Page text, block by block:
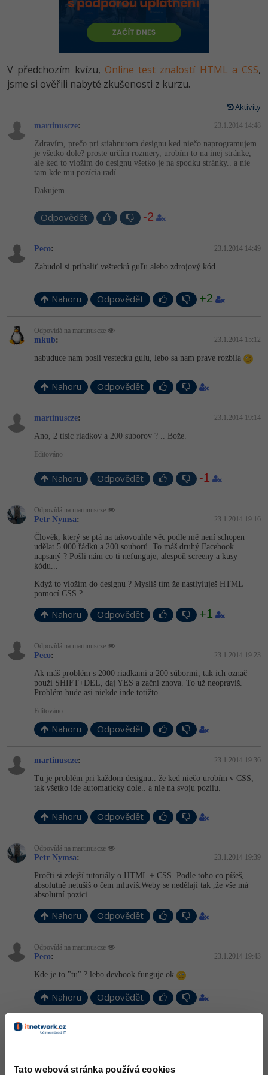
Tato webová stránka používá cookies
HTML5, CSS3, Bootstrap, SEO
SQL a databáze
Testování a verzování
Spring
ASP.NET MVC
Django
JavaScript
Python
MySQL/MariaDB
MS-SQL
SQLite
Vývojář mobilních aplikací
Specialista na AI a bigdata
C# Game developer
Webdesigner
Systémový administrátor
Grafik / UX/UI návrhář
Databázový analytik
Copywriter
Python -80%
JavaScript -80%
PHP
-80%
Swift
Kotlin -80%
-80%
VB.NET
Návrh SW
Algoritmy
Více
Digitální gramotnost
Marketing -30%
WordPress
-30%
UX
Business
-25%
Copywriting
Google Dokumenty
Time management
Sítě
Elektronický podpis
-80%
Adobe Illustrator -80%
Adobe Lightroom -30%
Adobe InDesign
Adobe After Effects
Inkscape
Video
Ostatní
Fórum
Příběhy absolventů
Pro firmy
V předchozím kvízu, Online test znalostí HTML a CSS,
jsme si ověřili nabyté zkušenosti z kurzu.
Aktivity
martinuscze: 23.1.2014 14:48
Zdravím, prečo pri stiahnutom designu ked niečo naprogramujem
je všetko dole? proste určím rozmery, urobím to na inej stránke,
ale ked to vložím do designu všetko je na spodku stránky.. a nie
tam kde mu pozícia radí.
Dakujem.
Odpovědět -2
Peco: 23.1.2014 14:49
Zabudol si pribaliť vešteckú guľu alebo zdrojový kód
Nahoru Odpovědět +2
Odpovídá na martinuscze
mkub: 23.1.2014 15:12
nabuduce nam posli vestecku gulu, lebo sa nam prave rozbila
Nahoru Odpovědět
martinuscze: 23.1.2014 19:14
Ano, 2 tisíc riadkov a 200 súborov ? .. Bože.
Editováno
Nahoru Odpovědět -1
Odpovídá na martinuscze
Petr Nymsa: 23.1.2014 19:16
Člověk, který se ptá na takovouhle věc podle mě není schopen
udělat 5 000 řádků a 200 souborů. To máš druhý Facebook
napsaný ? Pošli nám co ti nefunguje, alespoň screeny a kusy
kódu...
Když to vložím do designu ? Myslíš tím že nastlyluješ HTML
pomocí CSS ?
Nahoru Odpovědět +1
Odpovídá na martinuscze
Peco: 23.1.2014 19:23
Ak máš problém s 2000 riadkami a 200 súbormi, tak ich označ
použi SHIFT+DEL, daj YES a začni znova. To už neopravíš.
Problém bude asi niekde inde totižto.
Editováno
Nahoru Odpovědět
martinuscze: 23.1.2014 19:36
Tu je problém pri každom designu.. že ked niečo urobím v CSS,
tak všetko ide automaticky dole.. a nie na svoju pozíiu.
Nahoru Odpovědět
Odpovídá na martinuscze
Petr Nymsa: 23.1.2014 19:39
Pročti si zdejší tutoriály o HTML + CSS. Podle toho co píšeš,
absolutně netušíš o čem mluvíš.Weby se nedělají tak ,že vše má
absolutní pozici
Nahoru Odpovědět
Odpovídá na martinuscze
Peco: 23.1.2014 19:43
Kde je to "tu" ? lebo devbook funguje ok
Nahoru Odpovědět
martinuscze
To"... Ja som nepovedal že všetko sa meria.. Ale ikona na FB